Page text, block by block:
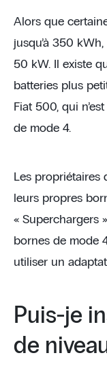
Alors que
jusqu’à 350
50 kW. Il existe
batteries plus
Fiat 500, qui
de mode 4.
Les propriétaires
leurs propres
« Superchargers
bornes de mode
utiliser un
Puis-je
de